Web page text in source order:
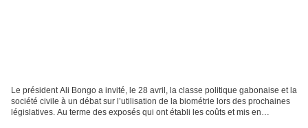
Le président Ali Bongo a invité, le 28 avril, la classe politique gabonaise et la
société civile à un débat sur l’utilisation de la biométrie lors des prochaines
législatives. Au terme des exposés qui ont établi les coûts et mis en